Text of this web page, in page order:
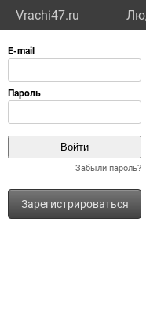
Vrachi47.ru
Забыли пароль?
Зарегистрироваться